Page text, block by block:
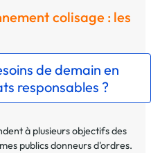
colisage : les
de demain en
responsables ?
à plusieurs objectifs des
publics donneurs d'ordres.